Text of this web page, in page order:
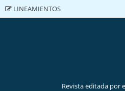
LINEAMIENTOS
Revista editada por